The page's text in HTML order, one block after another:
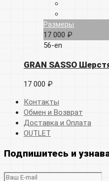
Размеры
17 000 ₽
56-en
GRAN SASSO
17 000 ₽
Контакты
Обмен и Возврат
Доставка и Оплата
OUTLET
Подпишитесь и